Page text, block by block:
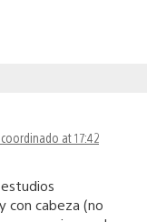
at 17:42
con cabeza (no